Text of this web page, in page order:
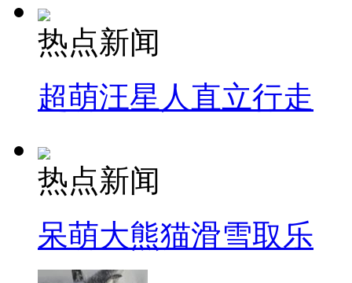
热点新闻
超萌汪星人直立行走
热点新闻
呆萌大熊猫滑雪取乐